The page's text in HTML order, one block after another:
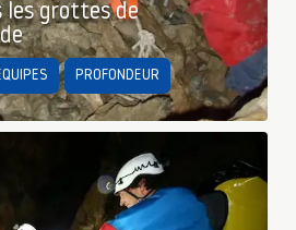
les grottes de
PROFONDEUR